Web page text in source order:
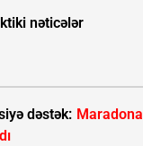
nəticələr
dəstək: Maradona